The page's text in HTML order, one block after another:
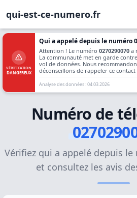
qui-est-ce-numero.fr
VÉRIFICATION
DANGEREUX
Qui a appelé depuis le numéro
Attention ! Le numéro 0270290070 a
La communauté met en garde
vol de données. Nous
déconseillons de rappeler ce
Analyse des données : 04.03.2026
Numéro de
Vérifiez qui a appelé depuis le
et consultez les avis